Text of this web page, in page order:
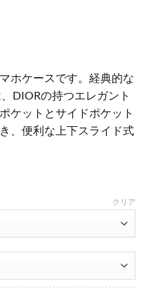
ホケースです。経典的な
DIORの持つエレガント
ケットとサイドポケット
、便利な上下スライド式
クリア